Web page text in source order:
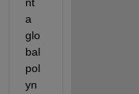
a
glo
bal
pol
yn